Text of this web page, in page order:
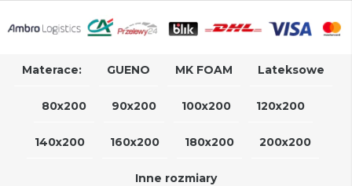
Materace: GUENO MK FOAM Lateksowe
80x200 90x200 100x200 120x200
140x200 160x200 180x200 200x200
Inne rozmiary